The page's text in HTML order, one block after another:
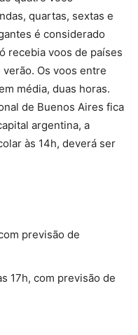
quartas, sextas e
é considerado
recebia voos de países
Os voos entre
média, duas horas.
de Buenos Aires fica
argentina, a
às 14h, deverá ser
previsão de
17h, com previsão de